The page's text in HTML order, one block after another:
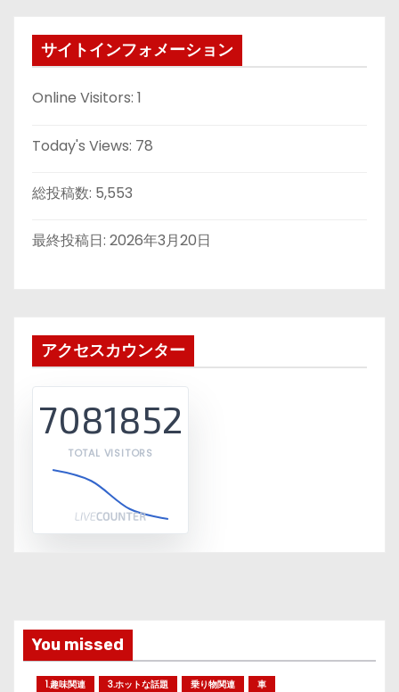
サイトインフォメーション
Online Visitors: 1
Today's Views: 78
総投稿数: 5,553
最終投稿日: 2026年3月20日
アクセスカウンター
7081852
TOTAL VISITORS
You missed
1.趣味関連 3.ホットな話題 乗り物関連 車